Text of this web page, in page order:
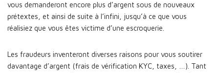
vous demanderont encore plus d’argent sous de nouveaux
prétextes, et ainsi de suite à l’infini, jusqu’à ce que vous
réalisiez que vous êtes victime d’une escroquerie.
Les fraudeurs inventeront diverses raisons pour vous soutirer
davantage d’argent (frais de vérification KYC, taxes, …). Tant